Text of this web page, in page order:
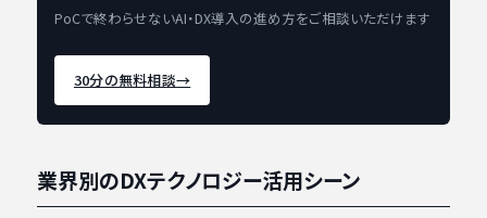
PoCで終わらせないAI・DX導入の進め方をご相談いただけます
30分の無料相談→
業界別のDXテクノロジー活用シーン